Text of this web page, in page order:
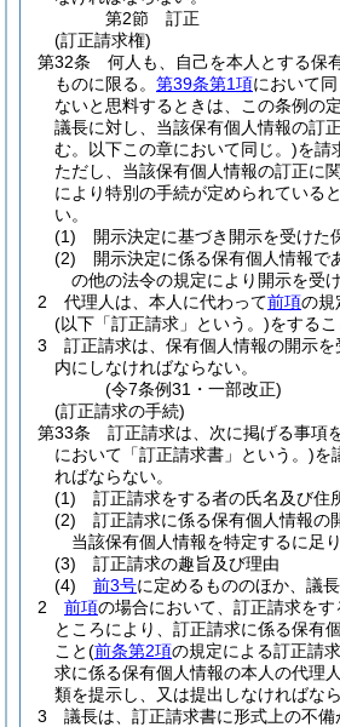
第2節
訂正
(訂正請求権)
第32条
何人も、自己を本人とする保
ものに限る。 第39条第1項において
ないと思料するときは、この条例の
議長に対し、当該保有個人情報の訂正
む。以下この章において同じ。)を請
ただし、当該保有個人情報の訂正に
により特別の手続が定められている
い。
(1)
開示決定に基づき開示を受けた
(2)
開示決定に係る保有個人情報で
の他の法令の規定により開示を受
2
代理人は、本人に代わって前項の規
(以下「訂正請求」という。)をするこ
3
訂正請求は、保有個人情報の開示
内にしなければならない。
(令7条例31・一部改正)
(訂正請求の手続)
第33条
訂正請求は、次に掲げる事項
において「訂正請求書」という。)を
ればならない。
(1)
訂正請求をする者の氏名及び住
(2)
訂正請求に係る保有個人情報の
当該保有個人情報を特定するに足
(3)
訂正請求の趣旨及び理由
(4)
前3号に定めるもののほか、議
2
前項の場合において、訂正請求を
ところにより、訂正請求に係る保有
こと(前条第2項の規定による訂正請
求に係る保有個人情報の本人の代理
類を提示し、又は提出しなければなら
3
議長は、訂正請求書に形式上の不備